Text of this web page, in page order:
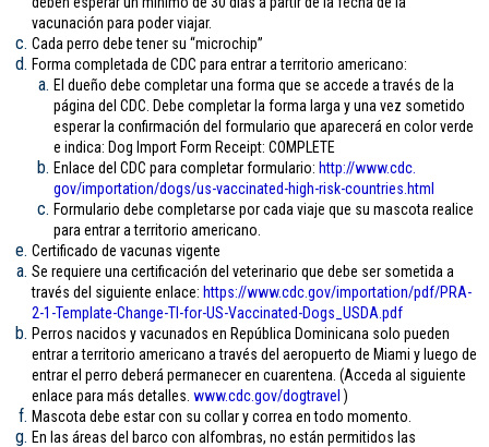
vacunación para poder viajar.
Cada perro debe tener su “microchip”
Forma completada de CDC para entrar a territorio americano:
El dueño debe completar una forma que se accede a través de la
página del CDC. Debe completar la forma larga y una vez sometido
esperar la confirmación del formulario que aparecerá en color verde
e indica: Dog Import Form Receipt: COMPLETE
Enlace del CDC para completar formulario: http://www.cdc.
gov/importation/dogs/us-vaccinated-high-risk-countries.html
Formulario debe completarse por cada viaje que su mascota realice
para entrar a territorio americano.
Certificado de vacunas vigente
Se requiere una certificación del veterinario que debe ser sometida a
través del siguiente enlace: https://www.cdc.gov/importation/pdf/PRA-
2-1-Template-Change-TI-for-US-Vaccinated-Dogs_USDA.pdf
Perros nacidos y vacunados en República Dominicana solo pueden
entrar a territorio americano a través del aeropuerto de Miami y luego de
entrar el perro deberá permanecer en cuarentena. (Acceda al siguiente
enlace para más detalles. www.cdc.gov/dogtravel )
Mascota debe estar con su collar y correa en todo momento.
En las áreas del barco con alfombras, no están permitidos las